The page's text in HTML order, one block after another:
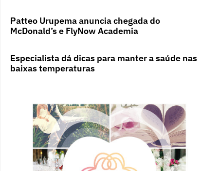
Patteo Urupema anuncia chegada do
McDonald’s e FlyNow Academia
Especialista dá dicas para manter a saúde nas
baixas temperaturas